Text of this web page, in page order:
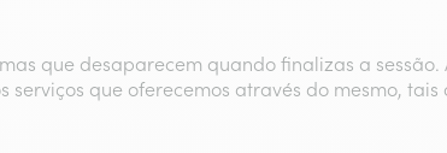
que desaparecem quando finalizas a
que oferecemos através do mesmo,